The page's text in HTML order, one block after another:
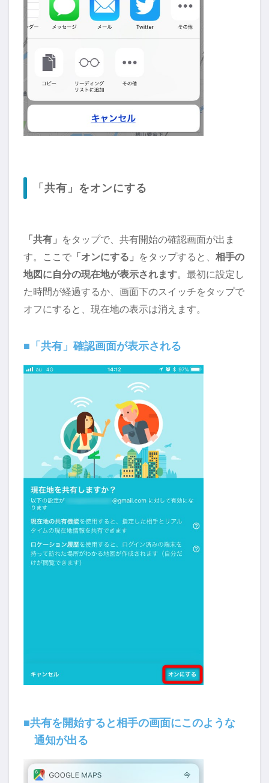
「共有」をオンにする
「共有」
をタップで、共有開始の確認画面が出ま
す。ここで 「オンにする」 をタップすると、 相手の
地図に自分の現在地が表示されます。最初に設定し
た時間が経過するか、画面下のスイッチをタップで
オフにすると、現在地の表示は消えます。
■「共有」確認画面が表示される
■共有を開始すると相手の画面にこのような
通知が出る